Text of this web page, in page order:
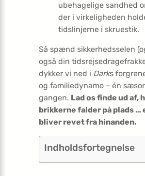
ubehagelige sandhed
der i virkeligheden
tidslinjerne i skruestik.
Så spænd sikkerhedsselen
også din
dykker vi ned i Darks
og familie­dynamo – én
gangen. Lad os finde ud af,
brikkerne falder på plads …
bliver revet fra hinanden.
Indholdsfortegnelse